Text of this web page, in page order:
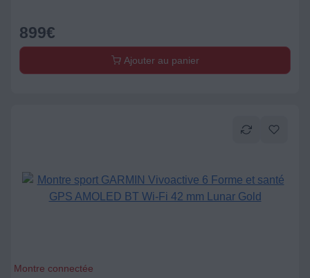
899€
Ajouter au panier
Montre connectée